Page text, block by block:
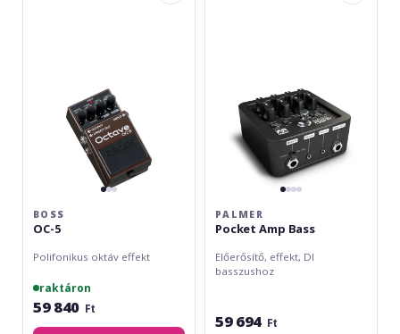
BOSS
OC-5
Polifonikus oktáv effekt
raktáron
59 840 Ft
PALMER
Pocket Amp Bass
Előerősítő, effekt, DI
basszushoz
59 694 Ft